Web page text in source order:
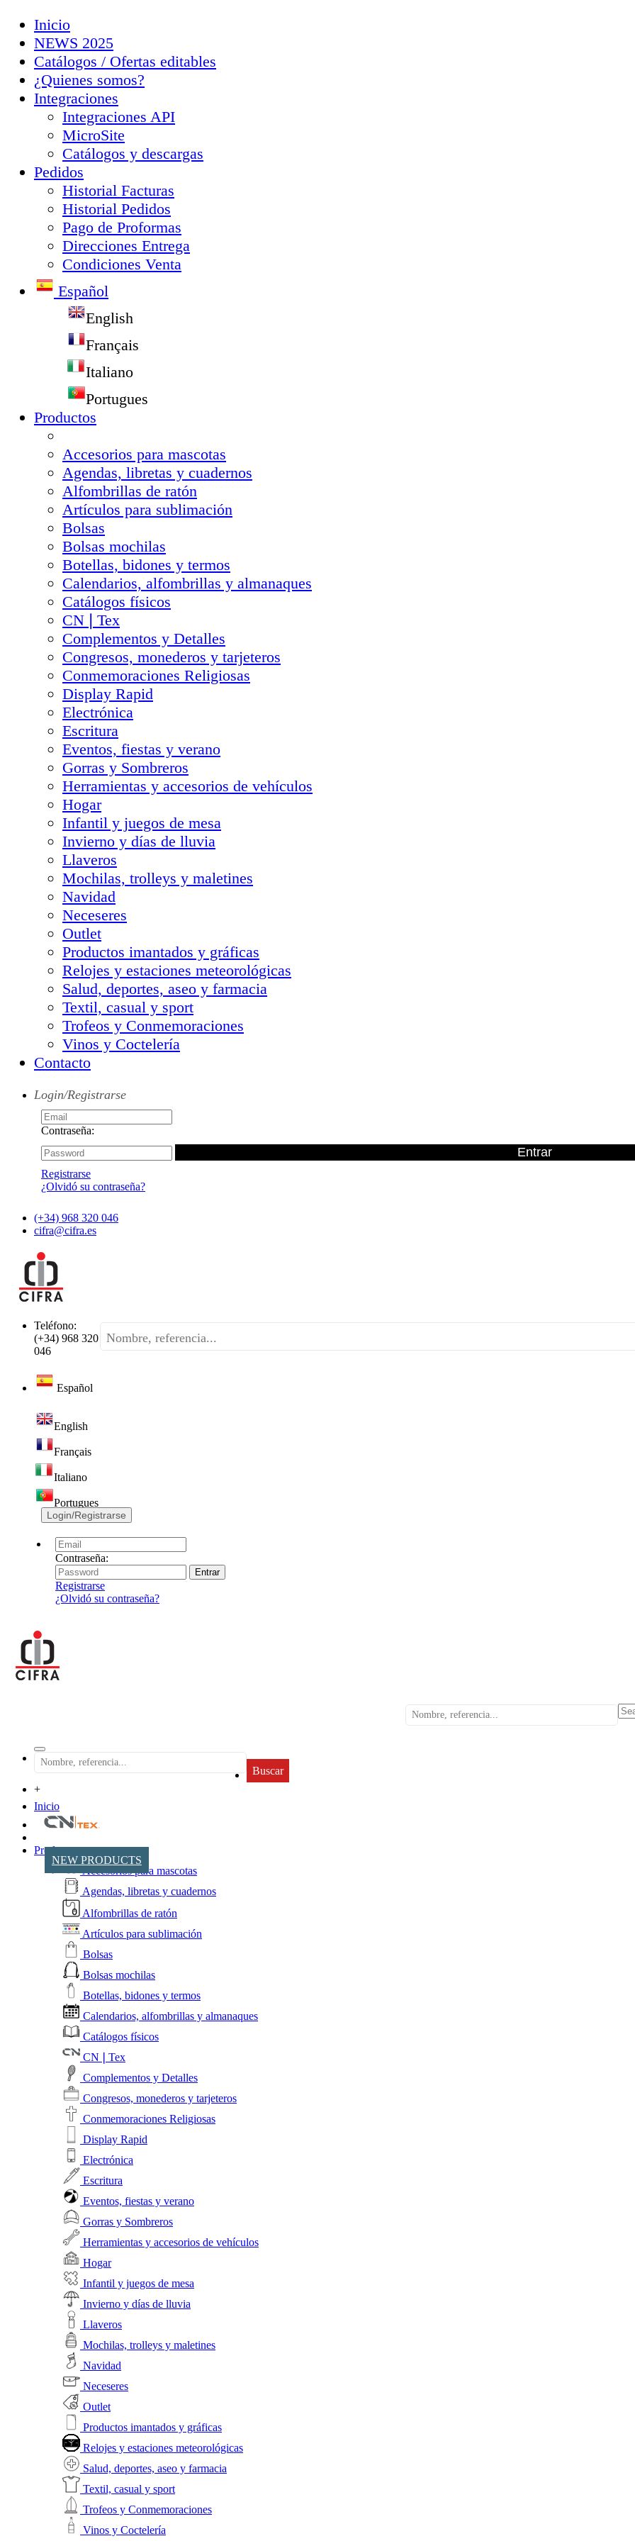
Inicio
NEWS 2025
Catálogos / Ofertas editables
¿Quienes somos?
Integraciones
Integraciones API
MicroSite
Catálogos y descargas
Pedidos
Historial Facturas
Historial Pedidos
Pago de Proformas
Direcciones Entrega
Condiciones Venta
Español
English
Français
Italiano
Portugues
Productos
Accesorios para mascotas
Agendas, libretas y cuadernos
Alfombrillas de ratón
Artículos para sublimación
Bolsas
Bolsas mochilas
Botellas, bidones y termos
Calendarios, alfombrillas y almanaques
Catálogos físicos
CN❘Tex
Complementos y Detalles
Congresos, monederos y tarjeteros
Conmemoraciones Religiosas
Display Rapid
Electrónica
Escritura
Eventos, fiestas y verano
Gorras y Sombreros
Herramientas y accesorios de vehículos
Hogar
Infantil y juegos de mesa
Invierno y días de lluvia
Llaveros
Mochilas, trolleys y maletines
Navidad
Neceseres
Outlet
Productos imantados y gráficas
Relojes y estaciones meteorológicas
Salud, deportes, aseo y farmacia
Textil, casual y sport
Trofeos y Conmemoraciones
Vinos y Coctelería
Contacto
Login/Registrarse
Contraseña:
Registrarse
¿Olvidó su contraseña?
(+34) 968 320 046
cifra@cifra.es
Teléfono:
(+34) 968 320
046
Español
English
Français
Italiano
Portugues
Login/Registrarse
Contraseña:
Registrarse
¿Olvidó su contraseña?
Buscar
+
Inicio
NEW PRODUCTS
Productos
Accesorios para mascotas
Agendas, libretas y cuadernos
Alfombrillas de ratón
Artículos para sublimación
Bolsas
Bolsas mochilas
Botellas, bidones y termos
Calendarios, alfombrillas y almanaques
Catálogos físicos
CN❘Tex
Complementos y Detalles
Congresos, monederos y tarjeteros
Conmemoraciones Religiosas
Display Rapid
Electrónica
Escritura
Eventos, fiestas y verano
Gorras y Sombreros
Herramientas y accesorios de vehículos
Hogar
Infantil y juegos de mesa
Invierno y días de lluvia
Llaveros
Mochilas, trolleys y maletines
Navidad
Neceseres
Outlet
Productos imantados y gráficas
Relojes y estaciones meteorológicas
Salud, deportes, aseo y farmacia
Textil, casual y sport
Trofeos y Conmemoraciones
Vinos y Coctelería